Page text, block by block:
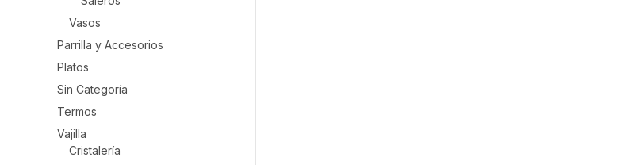
Vasos
Parrilla y Accesorios
Platos
Sin Categoría
Termos
Vajilla
Cristalería